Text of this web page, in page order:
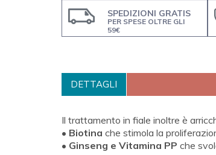
SPEDIZIONI GRATIS
PER SPESE OLTRE GLI
59€
DETTAGLI
Il trattamento in fiale inoltre è
• Biotina che stimola la
• Ginseng e Vitamina PP che